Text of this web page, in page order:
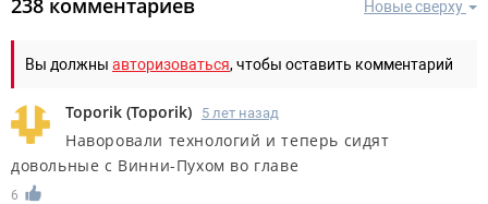
Новые сверху
Вы должны авторизоваться, чтобы оставить комментарий
Toporik (Toporik) 5 лет назад
Наворовали технологий и теперь сидят
довольные с Винни-Пухом во главе
6